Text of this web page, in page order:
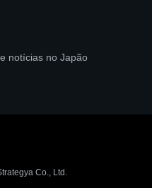
notícias no Japão
Co., Ltd